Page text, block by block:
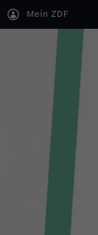
Mein ZDF